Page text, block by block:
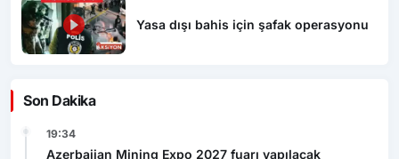
Yasa dışı bahis için şafak operasyonu
Son Dakika
19:34
Azerbaijan Mining Expo 2027 fuarı yapılacak